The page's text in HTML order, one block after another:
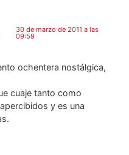
30 de marzo de 2011 a las
09:59
ochentera nostálgica,
cuaje tanto como
y es una